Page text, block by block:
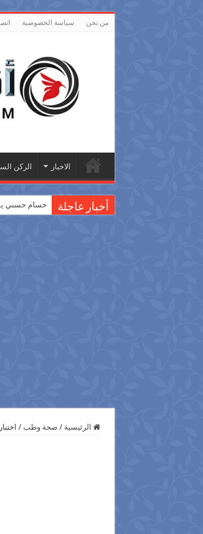
من نحن سياسة الخصوصية
الاخبار الركن
أخبار عاجلة حسام حسني
الرئيسية / صحة وطب /